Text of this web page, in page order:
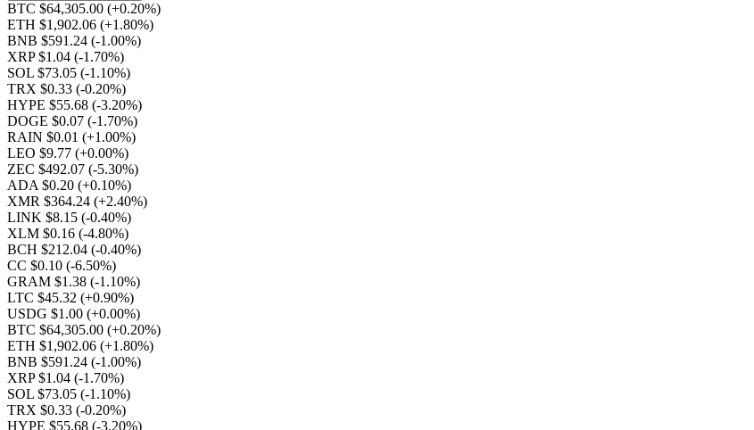
BTC $64,305.00 (+0.20%)
ETH $1,902.06 (+1.80%)
BNB $591.24 (-1.00%)
XRP $1.04 (-1.70%)
SOL $73.05 (-1.10%)
TRX $0.33 (-0.20%)
HYPE $55.68 (-3.20%)
DOGE $0.07 (-1.70%)
RAIN $0.01 (+1.00%)
LEO $9.77 (+0.00%)
ZEC $492.07 (-5.30%)
ADA $0.20 (+0.10%)
XMR $364.24 (+2.40%)
LINK $8.15 (-0.40%)
XLM $0.16 (-4.80%)
BCH $212.04 (-0.40%)
CC $0.10 (-6.50%)
GRAM $1.38 (-1.10%)
LTC $45.32 (+0.90%)
USDG $1.00 (+0.00%)
BTC $64,305.00 (+0.20%)
ETH $1,902.06 (+1.80%)
BNB $591.24 (-1.00%)
XRP $1.04 (-1.70%)
SOL $73.05 (-1.10%)
TRX $0.33 (-0.20%)
HYPE $55.68 (-3.20%)